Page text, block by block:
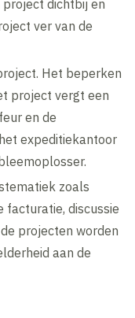
dichtbij en
ver van de
Het beperken
project vergt een
en de
expeditiekantoor
zoals
facturatie, discussie
projecten worden
aan de